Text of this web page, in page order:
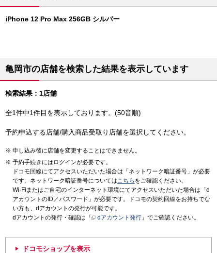
iPhone 12 Pro Max 256GB シルバー
亀岡市の店舗を検索した結果を表示しています
検索結果：1店舗
全1件中1件目を表示しております。(50音順)
予約申込する店舗/購入商品受取り店舗を選択してください。
申し込み後に店舗を変更することはできません。
予約手続きにはログインが必要です。
ドコモ回線にてアクセスいただいた場合は「ネットワーク暗証番号」が必要
です。ネットワーク暗証番号についてはこちら をご確認ください。
Wi-Fiまたはご自宅のインターネット環境にてアクセスいただいた場合は「d
アカウントのID／パスワード」が必要です。ドコモの契約回線をお持ちでな
い方も、dアカウントの発行が可能です。
dアカウントの発行・確認は「
dアカウント発行 」でご確認ください。
ドコモショップを表示